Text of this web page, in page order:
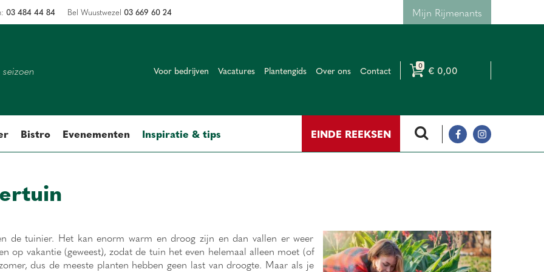
Mijn Rijmenants
Voor bedrijven Vacatures Plantengids Over ons Contact € 0,00
EINDE REEKSEN
Bistro Evenementen Inspiratie & tips
03 484 44 84 Bel Wuustwezel 03 669 60 24
de tuinier. Het kan enorm warm en droog zijn en dan vallen er weer
op vakantie (geweest), zodat de tuin het even helemaal alleen moet (of
dus de meeste planten hebben geen last van droogte. Maar als je